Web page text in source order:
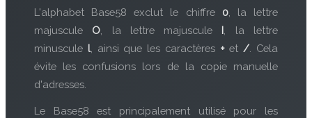
L'alphabet Base58 exclut le chiffre 0, la lettre
majuscule O , la lettre majuscule I , la lettre
minuscule l, ainsi que les caractères +et / . Cela
évite les confusions lors de la copie manuelle
d'adresses.
Le Base58 est principalement utilisé pour les